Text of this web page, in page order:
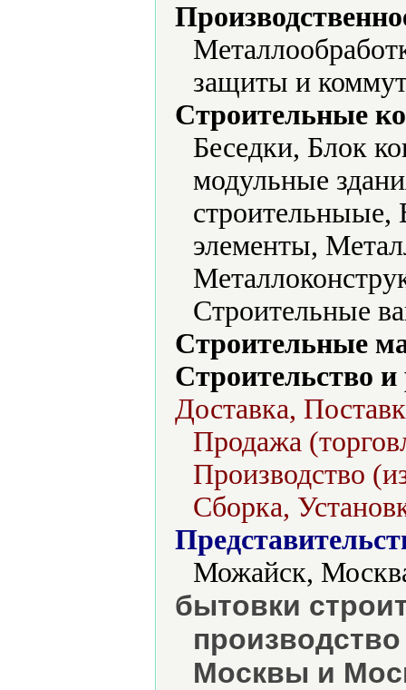
защиты и
Строительные
Беседки, Блок
модульные
строительныые,
элементы,
Строительные
Строительные
Строительство
Доставка,
Продажа
Производство
Сборка,
Можайск,
бытовки
Москвы и